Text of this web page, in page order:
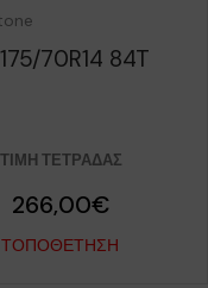
70R14 84T
ΤΙΜΉ ΤΕΤΡΆΔΑΣ
266,00€
ΤΟΠΟΘΈΤΗΣΗ